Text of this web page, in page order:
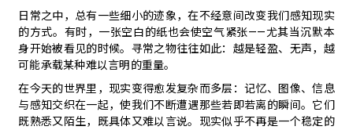
日常之中，总有一些细小的迹象，在不经意间改变我们感知现实
的方式。有时，一张空白的纸也会使空气紧张——尤其当沉默本
身开始被看见的时候。寻常之物往往如此：越是轻盈、无声，越
可能承载某种难以言明的重量。
在今天的世界里，现实变得愈发复杂而多层：记忆、图像、信息
与感知交织在一起，使我们不断遭遇那些若即若离的瞬间。它们
既熟悉又陌生，既具体又难以言说。现实似乎不再是一个稳定的